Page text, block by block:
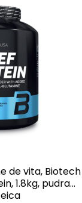
de vita, Biotech
1.8kg, pudra